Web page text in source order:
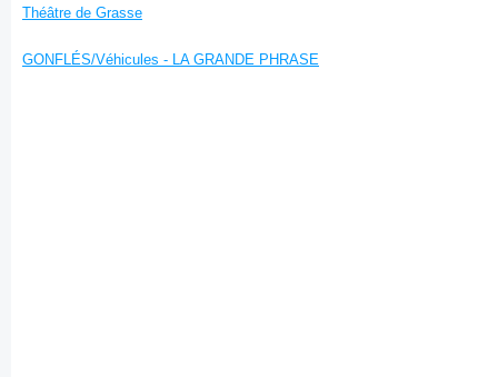
Théâtre de Grasse
GONFLÉS/Véhicules - LA GRANDE PHRASE